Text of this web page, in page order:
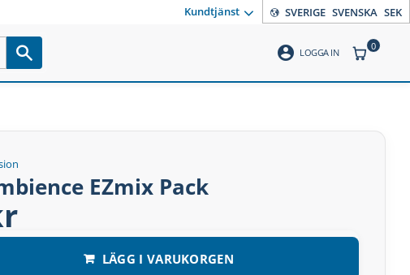
Kundtjänst SVERIGE SVENSKA SEK
account_circle LOGGA IN ANTAL
0
EZmix Pack
LÄGG I VARUKORGEN